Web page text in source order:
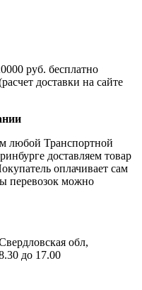
руб. бесплатно
доставки на сайте
любой Транспортной
доставляем товар
оплачивает сам
перевозок можно
обл,
до 17.00